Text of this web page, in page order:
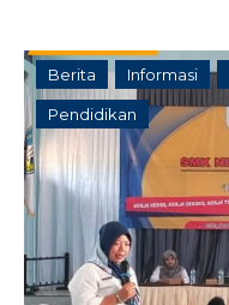
Berita Informasi
Pendidikan